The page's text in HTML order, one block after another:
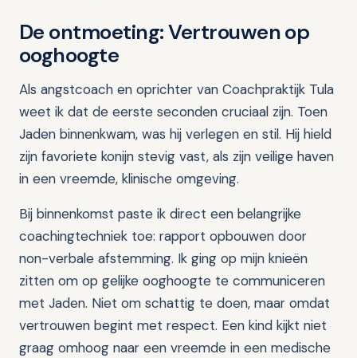
De ontmoeting: Vertrouwen op
ooghoogte
Als angstcoach en oprichter van Coachpraktijk Tula
weet ik dat de eerste seconden cruciaal zijn. Toen
Jaden binnenkwam, was hij verlegen en stil. Hij hield
zijn favoriete konijn stevig vast, als zijn veilige haven
in een vreemde, klinische omgeving.
Bij binnenkomst paste ik direct een belangrijke
coachingtechniek toe: rapport opbouwen door
non-verbale afstemming. Ik ging op mijn knieën
zitten om op gelijke ooghoogte te communiceren
met Jaden. Niet om schattig te doen, maar omdat
vertrouwen begint met respect. Een kind kijkt niet
graag omhoog naar een vreemde in een medische